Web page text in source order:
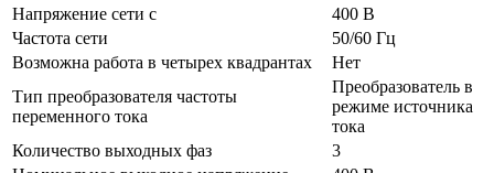
Напряжение сети с
400 В
Частота сети
50/60 Гц
Возможна работа в четырех квадрантах
Нет
Тип преобразователя частоты
переменного тока
Преобразователь в
режиме источника
тока
Количество выходных фаз
3